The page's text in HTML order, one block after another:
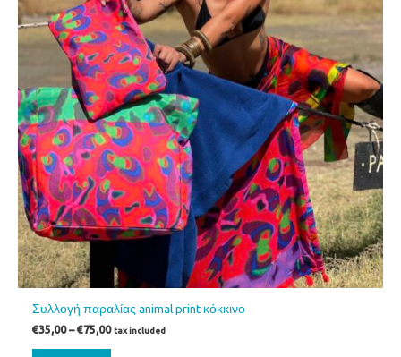
Συλλογή παραλίας animal print κόκκινο
€35,00 – €75,00 tax included
επιλεγούν
στη
σελίδα
του
προϊόντος